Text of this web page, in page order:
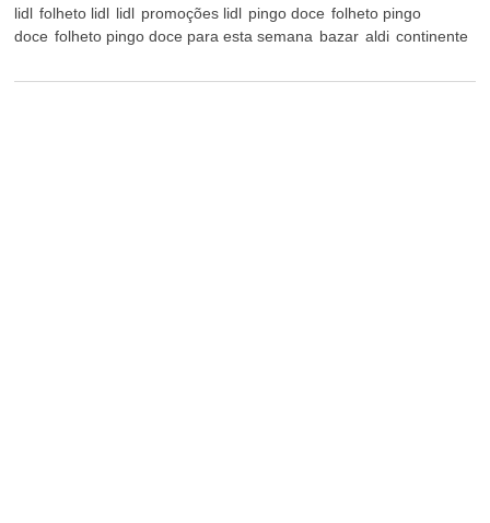
lidl folheto lidl lidl promoções lidl pingo doce folheto pingo
doce folheto pingo doce para esta semana bazar aldi continente